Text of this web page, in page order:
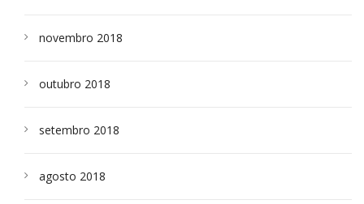
novembro 2018
outubro 2018
setembro 2018
agosto 2018